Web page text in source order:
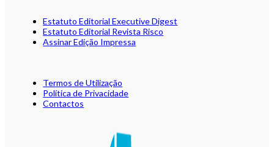
Estatuto Editorial Executive Digest
Estatuto Editorial Revista Risco
Assinar Edição Impressa
Termos de Utilização
Política de Privacidade
Contactos